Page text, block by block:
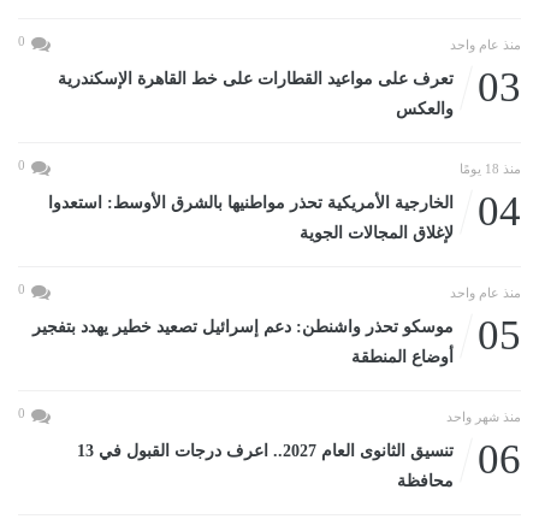
منذ عام واحد 0
03
تعرف على مواعيد القطارات على خط القاهرة الإسكندرية
والعكس
منذ 18 يومًا 0
04
الخارجية الأمريكية تحذر مواطنيها بالشرق الأوسط: استعدوا
لإغلاق المجالات الجوية
منذ عام واحد 0
05
موسكو تحذر واشنطن: دعم إسرائيل تصعيد خطير يهدد بتفجير
أوضاع المنطقة
منذ شهر واحد 0
06
تنسيق الثانوى العام 2027.. اعرف درجات القبول في 13
محافظة